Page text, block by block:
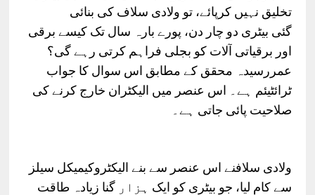
تخلیق نہیں کرپائے، تو ولادی سلاف کی بنائی
گئی بیٹری دو چار دن، پورے بارہ سال تک کیسے برقی
اور برقیاتی آلات کو بجلی فراہم کرتی رہے گی؟
عمررسیدہ
محقق کے مطابق اس سوال کا جواب
ٹرائٹیئم ہے۔ اس عنصر میں الیکٹران خارج کرنے کی
صلاحیت پائی جاتی ہے۔
ولادی سلافنے اس عنصر سے بنے الیکٹروکیمیکل سیلز
سے کام لیا، جو بیٹری کو ایک ہزار گنا زیادہ
طاقت